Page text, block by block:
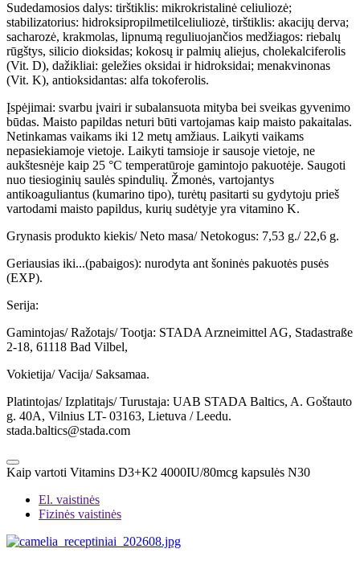
Sudedamosios dalys: tirštiklis: mikrokristalinė celiuliozė;
stabilizatorius: hidroksipropilmetilceliuliozė, tirštiklis: akacijų derva;
sacharozė, krakmolas, lipnumą reguliuojančios medžiagos: riebalų
rūgštys, silicio dioksidas; kokosų ir palmių aliejus, cholekalciferolis
(Vit. D), dažikliai: geležies oksidai ir hidroksidai; menakvinonas
(Vit. K), antioksidantas: alfa tokoferolis.
Įspėjimai: svarbu įvairi ir subalansuota mityba bei sveikas gyvenimo
būdas. Maisto papildas neturi būti vartojamas kaip maisto pakaitalas.
Netinkamas vaikams iki 12 metų amžiaus. Laikyti vaikams
nepasiekiamoje vietoje. Laikyti tamsioje ir sausoje vietoje, ne
aukštesnėje kaip 25 °C temperatūroje gamintojo pakuotėje. Saugoti
nuo tiesioginių saulės spindulių. Žmonės, vartojantys
antikoaguliantus (kumarino tipo), turėtų pasitarti su gydytoju prieš
vartodami maisto papildus, kurių sudėtyje yra vitamino K.
Grynasis produkto kiekis/ Neto masa/ Netokogus: 7,53 g./ 22,6 g.
Geriausias iki...(pabaigos): nurodyta ant šoninės pakuotės pusės
(EXP).
Serija:
Gamintojas/ Ražotajs/ Tootja: STADA Arzneimittel AG, Stadastraße
2-18, 61118 Bad Vilbel,
Vokietija/ Vacija/ Saksamaa.
Platintojas/ Izplatitajs/ Turustaja: UAB STADA Baltics, A. Goštauto
g. 40A, Vilnius LT- 03163, Lietuva / Leedu.
stada.baltics@stada.com
Kaip vartoti Vitamins D3+K2 4000IU/80mcg kapsulės N30
El. vaistinės
Fizinės vaistinės